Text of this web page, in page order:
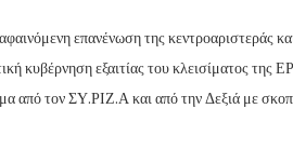
επανένωση της κεντροαριστεράς
κυβέρνηση εξαιτίας του κλεισίματος της
από τον ΣΥ.ΡΙΖ.Α και από την Δεξιά με